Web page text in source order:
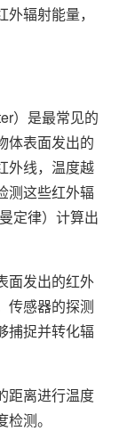
辐射能量，
）是最常见的
体表面发出的
外线，温度越
测这些红外辐
定律）计算出
发出的红外
传感器的探测
捕捉并转化辐
离进行温度
测。